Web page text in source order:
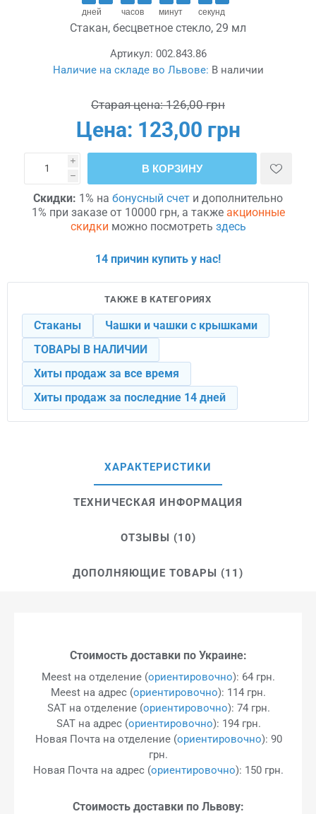
дней часов минут секунд
Стакан, бесцветное стекло, 29 мл
Артикул: 002.843.86
Наличие на складе во Львове: В наличии
Старая цена: 126,00 грн
Цена: 123,00 грн
i
h
В КОРЗИНУ
Скидки: 1% на бонусный счет и дополнительно
1% при заказе от 10000 грн, а также акционные
скидки можно посмотреть здесь
14 причин купить у нас!
ТАКЖЕ В КАТЕГОРИЯХ
Стаканы
Чашки и чашки с крышками
ТОВАРЫ В НАЛИЧИИ
Хиты продаж за все время
Хиты продаж за последние 14 дней
ХАРАКТЕРИСТИКИ
ТЕХНИЧЕСКАЯ ИНФОРМАЦИЯ
ОТЗЫВЫ (10)
ДОПОЛНЯЮЩИЕ ТОВАРЫ (11)
Стоимость доставки по Украине:
Meest на отделение (ориентировочно): 64 грн.
Meest на адрес (ориентировочно): 114 грн.
SAT на отделение (ориентировочно): 74 грн.
SAT на адрес (ориентировочно): 194 грн.
Новая Почта на отделение (ориентировочно): 90
грн.
Новая Почта на адрес (ориентировочно): 150 грн.
Стоимость доставки по Львову: